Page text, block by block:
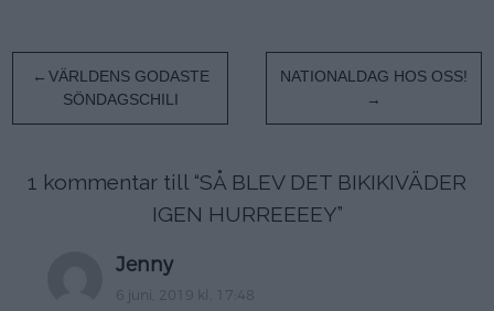
Inläggsnavigering
VÄRLDENS GODASTE
SÖNDAGSCHILI
NATIONALDAG HOS OSS!
1 kommentar till “SÅ BLEV DET BIKIKIVÄDER
IGEN HURREEEEY”
Jenny
6 juni, 2019 kl. 17:48